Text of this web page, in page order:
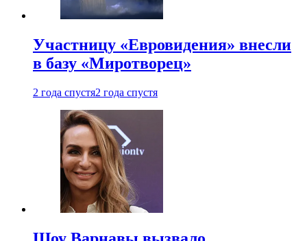
Участницу «Евровидения» внесли
в базу «Миротворец»
2 года спустя2 года спустя